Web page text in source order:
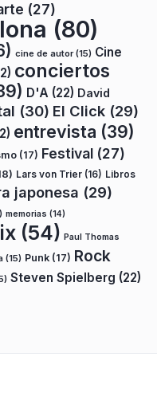
(27)
(80)
cine de autor(15) Cine
conciertos
D'A (22) David
(30) El Click (29)
entrevista (39)
(17) Festival (27)
Lars von Trier (16) Libros
japonesa (29)
memorias (14)
(54) Paul Thomas
(15) Punk (17) Rock
Steven Spielberg (22)